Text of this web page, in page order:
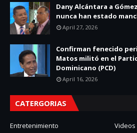
Dany Alcántara a
nunca han estado
April 27, 2026
Confirman fenecido
Matos militó en el
Dominicano (PCD)
April 16, 2026
CATERGORIAS
Entretenimiento
Videos